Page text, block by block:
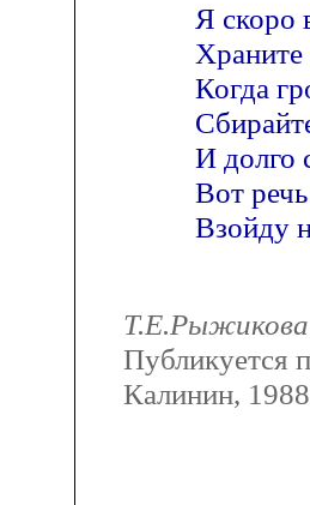
Я скоро
Храните
Когда
И долго
Вот
Взойду
Т.Е.Рыжикова
Публикуется
Калинин, 1988